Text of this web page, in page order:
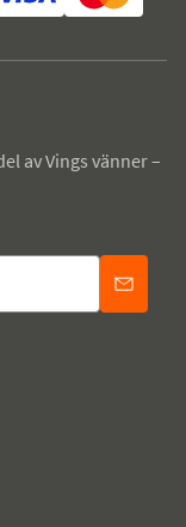
av Vings vänner –